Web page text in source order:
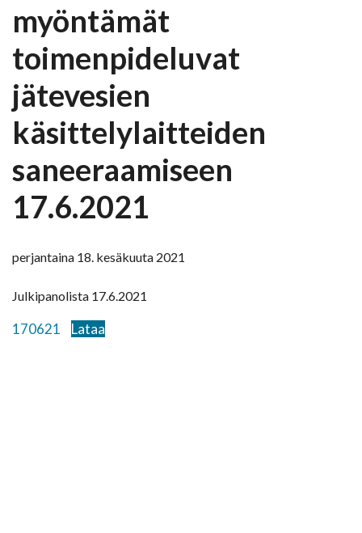
myöntämät
toimenpideluvat
jätevesien
käsittelylaitteiden
saneeraamiseen
17.6.2021
perjantaina 18. kesäkuuta 2021
Julkipanolista 17.6.2021
170621 Lataa